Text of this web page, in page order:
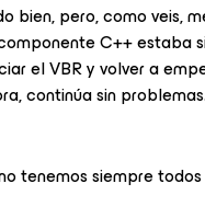
bien, pero, como veis,
C++ estaba
el VBR y volver a
continúa sin
tenemos siempre